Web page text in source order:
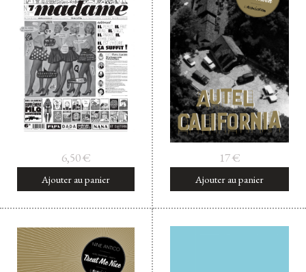
6,50€
Ajouter au panier
17€
Ajouter au panier